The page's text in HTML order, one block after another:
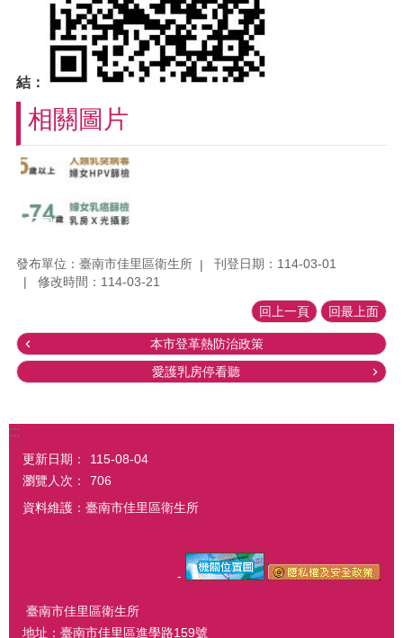
結：
相關圖片
發布單位：臺南市佳里區衛生所
刊登日期：114-03-01
修改時間：114-03-21
回上一頁 回最上面
本市登革熱防治政策
愛護乳房停看聽
:::
更新日期：
115-08-04
瀏覽人次：
706
資料維護：臺南市佳里區衛生所
-
臺南市佳里區衛生所
地址：臺南市佳里區進學路159號